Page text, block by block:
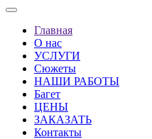
Toggle
navigationГлавная
О нас
УСЛУГИ
Сюжеты
НАШИ РАБОТЫ
Багет
ЦЕНЫ
ЗАКАЗАТЬ
Контакты